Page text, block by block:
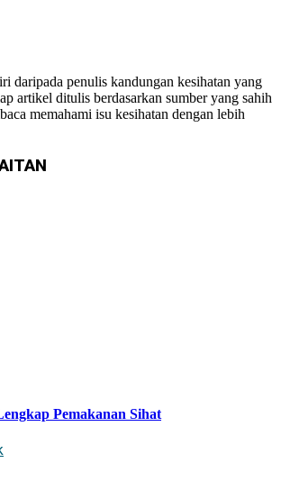
daripada penulis kandungan kesihatan yang
artikel ditulis berdasarkan sumber yang sahih
memahami isu kesihatan dengan lebih
Pemakanan Sihat